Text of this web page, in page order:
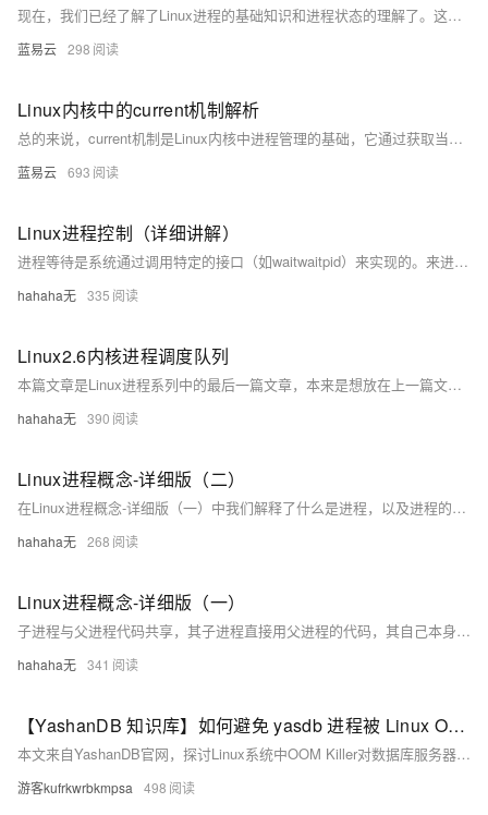
现在，我们已经了解了Linux进程的基础知识和进程状态的理解了。这就像我们理解了城市中行人的行走和行为模式！希望这个形象的例子能帮助我们更好地理解这个重要的概念，并在实际应用中发挥作用。
蓝易云 298
Linux内核中的current机制解析
总的来说，current机制是Linux内核中进程管理的基础，它通过获取当前进程的task_struct结构的地址，可以方便地获取和修改进程的信息。这个机制在内核中的使用非常广泛，对于理解Linux内核的工作原理有着重要的意义。
蓝易云 693
Linux进程控制（详细讲解）
进程等待是系统通过调用特定的接口（如waitwaitpid）来实现的。来进行对子进程状态检测与回收的功能。
hahaha无 335
Linux2.6内核进程调度队列
本篇文章是Linux进程系列中的最后一篇文章，本来是想放在上一篇文章的结尾的，但是想了想还是单独写一篇文章吧，虽然说这部分内容是比较难的，所有一般来说是简单的提及带过的，但是为了让大家对进程有更深的理解与认识，还是看了一些别人的文章，然后学习了学习，然后对此做了总结，尽可能详细的介绍明白。最后推荐一篇文章Linux的进程优先级 NI 和 PR - 简书。
hahaha无 390
Linux进程概念-详细版（二）
在Linux进程概念-详细版（一）中我们解释了什么是进程，以及进程的各种状态，已经对进程有了一定的认识，那么这篇文章将会继续补全上篇文章剩余没有说到的，进程优先级，环境变量，程序地址空间，进程地址空间，以及调度队列。
hahaha无 268
Linux进程概念-详细版（一）
子进程与父进程代码共享，其子进程直接用父进程的代码，其自己本身无代码，所以子进程无法改动代码，平时所说的修改是修改的数据。为什么要创建子进程：为了让其父子进程执行不同的代码块。子进程的数据相对于父进程是会进行写时拷贝（COW）。
hahaha无 341
【YashanDB 知识库】如何避免 yasdb 进程被 Linux OOM Killer 杀掉
本文来自YashanDB官网，探讨Linux系统中OOM Killer对数据库服务器的影响及解决方法。当内存接近耗尽时，OOM Killer会杀死占用最多内存的进程，这可能导致数据库主进程被误杀。为避免此问题，可采取两种方法：一是在OS层面关闭OOM Killer，通过修改`/etc/sysctl.conf`文件并重启生效；二是豁免数据库进程，由数据库实例用户借助`sudo`权限调整`oom_score_adj`值。这些措施有助于保护数据库进程免受系统内存管理机制的影响。
游客kufrkwrbkmpsa 498